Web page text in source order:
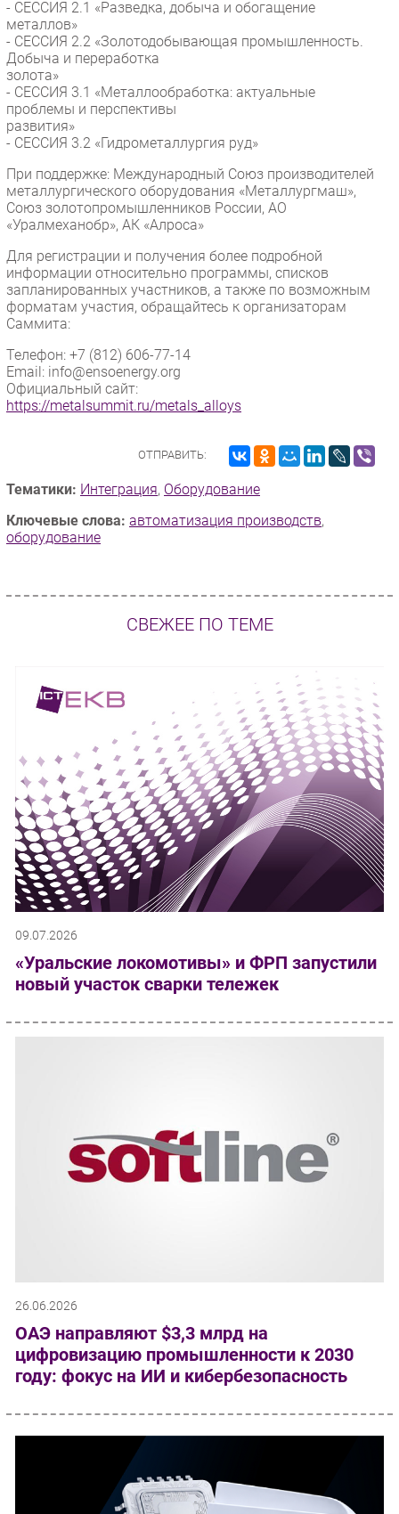
Гаджеты
Здоровье
РАЗДЕЛЫ
Новости
Аналитика
Интервью
Мероприятия
Проекты
IT класс
Тестовый стенд
Каталог компаний
- СЕССИЯ 2.1 «Разведка, добыча и обогащение
металлов»
- СЕССИЯ 2.2 «Золотодобывающая промышленность.
Добыча и переработка
золота»
- СЕССИЯ 3.1 «Металлообработка: актуальные
проблемы и перспективы
развития»
- СЕССИЯ 3.2 «Гидрометаллургия руд»
При поддержке: Международный Союз производителей
металлургического оборудования «Металлургмаш»,
Союз золотопромышленников России, АО
«Уралмеханобр», АК «Алроса»
Для регистрации и получения более подробной
информации относительно программы, списков
запланированных участников, а также по возможным
форматам участия, обращайтесь к организаторам
Саммита:
Телефон: +7 (812) 606-77-14
Email: info@ensoenergy.org
Официальный сайт:
https://metalsummit.ru/metals_alloys
ОТПРАВИТЬ:
Тематики: Интеграция, Оборудование
Ключевые слова: автоматизация производств,
оборудование
СВЕЖЕЕ ПО ТЕМЕ
09.07.2026
«Уральские локомотивы» и ФРП запустили
новый участок сварки тележек
26.06.2026
ОАЭ направляют $3,3 млрд на
цифровизацию промышленности к 2030
году: фокус на ИИ и кибербезопасность